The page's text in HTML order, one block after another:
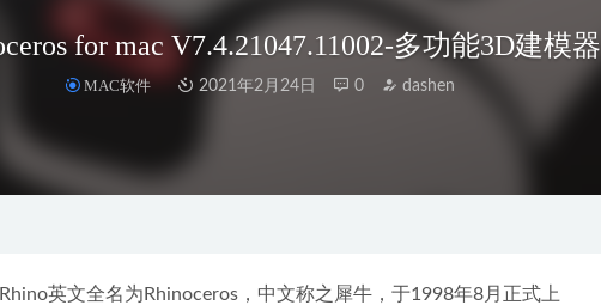
for mac V7.4.21047.11002-多功能3D建模器
MAC软件 2021年2月24日 0 dashen
英文全名为Rhinoceros，中文称之犀牛，于1998年8月正式上
Vegas Pro 17 v17.0.0.387 中文破解版
v20.2.0 中英文破解便携版 2022-12-23